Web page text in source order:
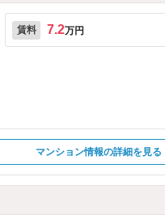
賃料 7.2万円
マンション情報の詳細を見る